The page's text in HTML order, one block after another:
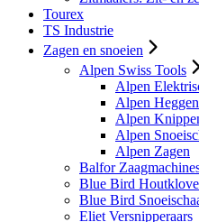
Tourex
TS Industrie
Zagen en snoeien
Alpen Swiss Tools
Alpen
Alpen
Alpen
Alpen
Alpen Zagen
Balfor
Blue Bird
Blue Bird
Eliet Versnipperaars